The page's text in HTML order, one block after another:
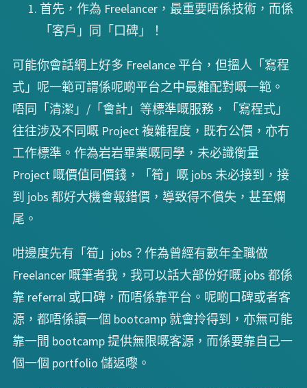
首先，作為 Freelancer，最重要唔係技術，而係
「客戶」同「口碑」！
可能你會話網上好多 Freelance 平台，但搵人「寫程
式」呢一範可謂係呢啲平台之中最難配對嘅一範。
唔同「清潔」/「會計」等標準嘅服務，「寫程式」
往往涉及不同嘅 Project 複雜程度，既冇公價，亦冇
工作標準。作為岩岩畢業嘅同學，未必識衡量
Project 嘅價值同價錢，「筍」嘅 jobs 未必接到，接
到 jobs 都好大機會報錯價，導致得不償失，甚至爛
尾。
咁邊度先有「筍」jobs？作為曾經有數年全職做
Freelancer 嘅筆者我，我可以話大部份好嘅 jobs 都係
靠 referral 或口碑，而唔係靠平台。呢啲口碑或者客
源，都唔係讀一個 bootcamp 就會拎得到，亦無可能
靠一間 bootcamp 提供無限嘅客源，而係要靠自己一
個一個 portfolio 儲返嚟。